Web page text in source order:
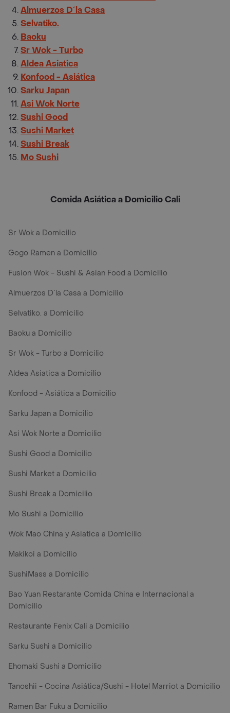
Almuerzos D´la Casa
Selvatiko.
Baoku
Sr Wok - Turbo
Aldea Asiatica
Konfood - Asiática
Sarku Japan
Asi Wok Norte
Sushi Good
Sushi Market
Sushi Break
Mo Sushi
Comida Asiática a Domicilio Cali
Sr Wok a Domicilio
Gogo Ramen a Domicilio
Fusion Wok - Sushi & Asian Food a Domicilio
Almuerzos D´la Casa a Domicilio
Selvatiko. a Domicilio
Baoku a Domicilio
Sr Wok - Turbo a Domicilio
Aldea Asiatica a Domicilio
Konfood - Asiática a Domicilio
Sarku Japan a Domicilio
Asi Wok Norte a Domicilio
Sushi Good a Domicilio
Sushi Market a Domicilio
Sushi Break a Domicilio
Mo Sushi a Domicilio
Wok Mao China y Asiatica a Domicilio
Makikoi a Domicilio
SushiMass a Domicilio
Bao Yuan Restarante Comida China e Internacional a
Domicilio
Restaurante Fenix Cali a Domicilio
Sarku Sushi a Domicilio
Ehomaki Sushi a Domicilio
Tanoshii - Cocina Asiática/Sushi - Hotel Marriot a Domicilio
Ramen Bar Fuku a Domicilio